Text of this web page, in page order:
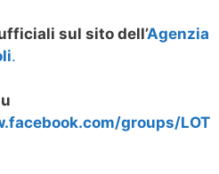
sul sito dell’Agenzia
.
groups/LOT